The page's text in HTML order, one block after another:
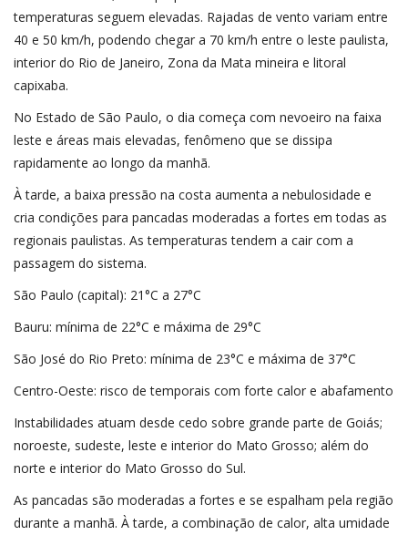
temperaturas seguem elevadas. Rajadas de vento variam entre
40 e 50 km/h, podendo chegar a 70 km/h entre o leste paulista,
interior do Rio de Janeiro, Zona da Mata mineira e litoral
capixaba.
No Estado de São Paulo, o dia começa com nevoeiro na faixa
leste e áreas mais elevadas, fenômeno que se dissipa
rapidamente ao longo da manhã.
À tarde, a baixa pressão na costa aumenta a nebulosidade e
cria condições para pancadas moderadas a fortes em todas as
regionais paulistas. As temperaturas tendem a cair com a
passagem do sistema.
São Paulo (capital): 21°C a 27°C
Bauru: mínima de 22°C e máxima de 29°C
São José do Rio Preto: mínima de 23°C e máxima de 37°C
Centro-Oeste: risco de temporais com forte calor e abafamento
Instabilidades atuam desde cedo sobre grande parte de Goiás;
noroeste, sudeste, leste e interior do Mato Grosso; além do
norte e interior do Mato Grosso do Sul.
As pancadas são moderadas a fortes e se espalham pela região
durante a manhã. À tarde, a combinação de calor, alta umidade